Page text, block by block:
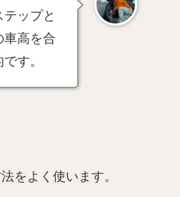
ップと
車高を合
す。
をよく使います。